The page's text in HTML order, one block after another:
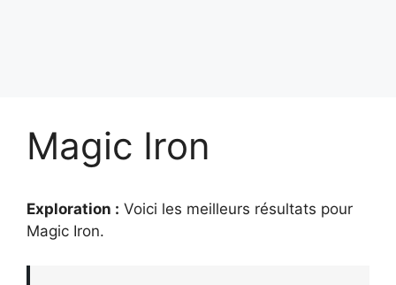
Magic Iron
Exploration : Voici les meilleurs résultats pour
Magic Iron.